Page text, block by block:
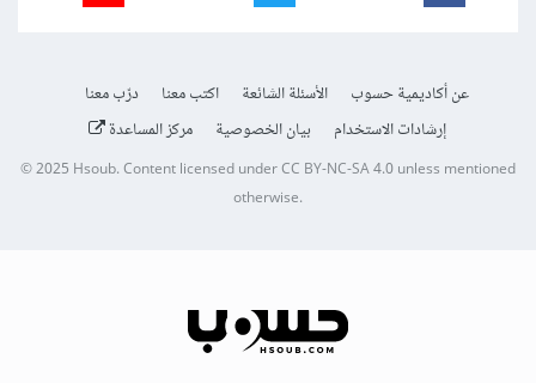
عن أكاديمية حسوب الأسئلة الشائعة اكتب معنا
درّب معنا
إرشادات الاستخدام
بيان الخصوصية مركز المساعدة
© 2025Hsoub.Content licensed underCC BY-NC-SA 4.0unless mentioned
otherwise.